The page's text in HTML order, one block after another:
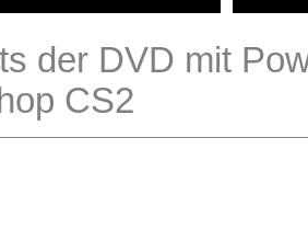
der DVD mit
CS2